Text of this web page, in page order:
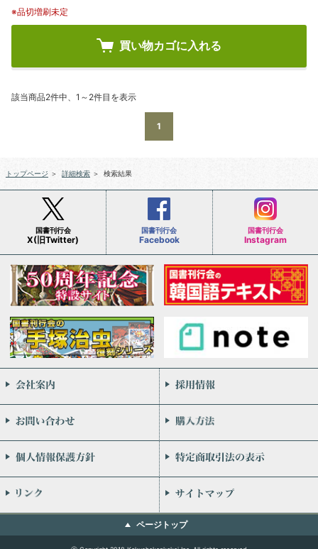
※品切増刷未定
買い物カゴに入れる
該当商品2件中、1～2件目を表示
1
トップページ ＞ 詳細検索 ＞ 検索結果
国書刊行会
X(旧Twitter)
国書刊行会
Facebook
国書刊行会
Instagram
会社案内
お問い合わせ
個人情報保護方針
リンク
ページトップ